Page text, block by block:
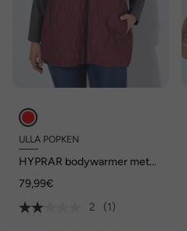
ULLA POPKEN
HYPRAR bodywarmer met
waterafstotend, capuchon
79,99€
2
(1)